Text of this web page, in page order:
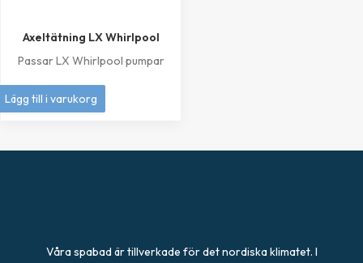
Axeltätning LX Whirlpool
Passar LX Whirlpool pumpar
249kr
Lägg till i varukorg
Våra spabad är tillverkade för det nordiska klimatet. I